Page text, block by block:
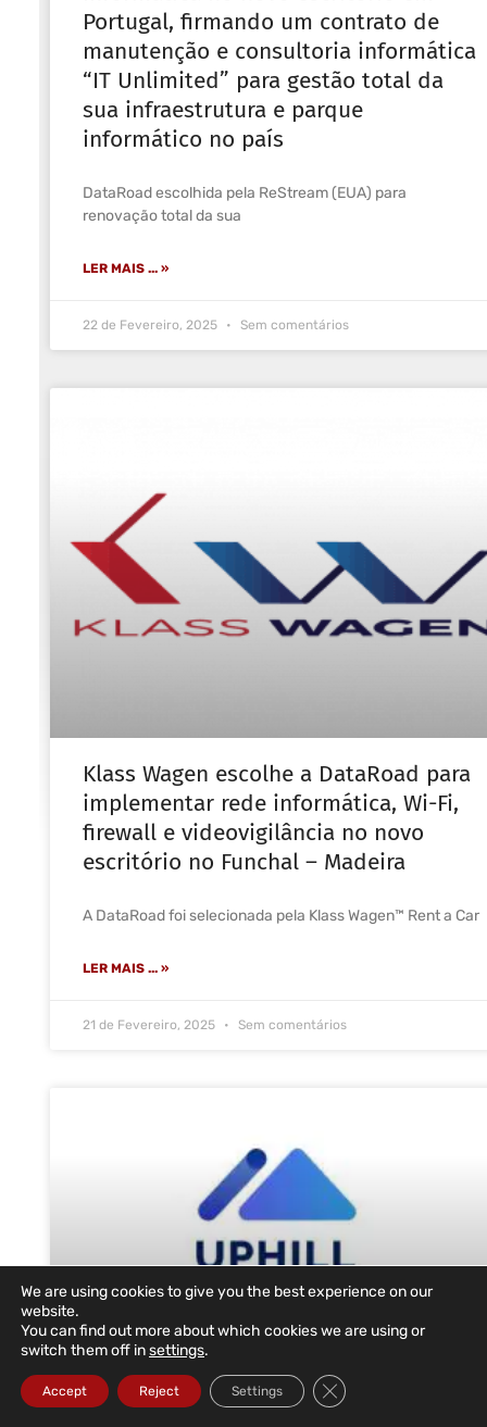
Portugal, firmando um contrato de
manutenção e consultoria informática
“IT Unlimited” para gestão total da
sua infraestrutura e parque
informático no país
DataRoad escolhida pela ReStream (EUA) para
renovação total da sua
LER MAIS ... »
22 de Fevereiro, 2025 Sem comentários
Klass Wagen escolhe a DataRoad para
implementar rede informática, Wi-Fi,
firewall e videovigilância no novo
escritório no Funchal – Madeira
A DataRoad foi selecionada pela Klass Wagen™ Rent a Car
LER MAIS ... »
21 de Fevereiro, 2025 Sem comentários
UpHill Health volta a escolher a
DataRoad para o novo escritório em
We are using cookies to give you the best experience on our
website.
You can find out more about which cookies we are using or
switch them off insettings.
Accept Reject Settings Close GDPR Cookie